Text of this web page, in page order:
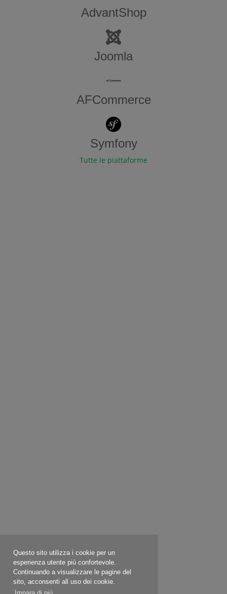
Questo sito utilizza i cookie per un
esperienza utente più confortevole.
Continuando a visualizzare le pagine del
sito, acconsenti all uso dei cookie.
AdvantShop
Joomla
AFCommerce
Symfony
Tutte le piattaforme